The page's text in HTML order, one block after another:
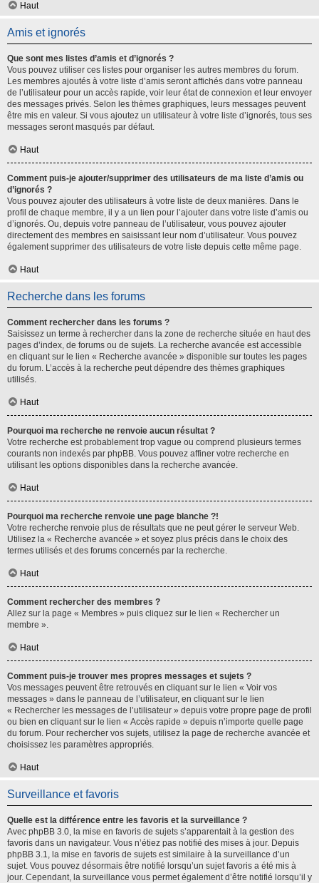
Haut
Amis et ignorés
Que sont mes listes d’amis et d’ignorés ?
Vous pouvez utiliser ces listes pour organiser les autres membres du forum.
Les membres ajoutés à votre liste d’amis seront affichés dans votre panneau
de l’utilisateur pour un accès rapide, voir leur état de connexion et leur envoyer
des messages privés. Selon les thèmes graphiques, leurs messages peuvent
être mis en valeur. Si vous ajoutez un utilisateur à votre liste d’ignorés, tous ses
messages seront masqués par défaut.
Haut
Comment puis-je ajouter/supprimer des utilisateurs de ma liste d’amis ou
d’ignorés ?
Vous pouvez ajouter des utilisateurs à votre liste de deux manières. Dans le
profil de chaque membre, il y a un lien pour l’ajouter dans votre liste d’amis ou
d’ignorés. Ou, depuis votre panneau de l’utilisateur, vous pouvez ajouter
directement des membres en saisissant leur nom d’utilisateur. Vous pouvez
également supprimer des utilisateurs de votre liste depuis cette même page.
Haut
Recherche dans les forums
Comment rechercher dans les forums ?
Saisissez un terme à rechercher dans la zone de recherche située en haut des
pages d’index, de forums ou de sujets. La recherche avancée est accessible
en cliquant sur le lien « Recherche avancée » disponible sur toutes les pages
du forum. L’accès à la recherche peut dépendre des thèmes graphiques
utilisés.
Haut
Pourquoi ma recherche ne renvoie aucun résultat ?
Votre recherche est probablement trop vague ou comprend plusieurs termes
courants non indexés par phpBB. Vous pouvez affiner votre recherche en
utilisant les options disponibles dans la recherche avancée.
Haut
Pourquoi ma recherche renvoie une page blanche ?!
Votre recherche renvoie plus de résultats que ne peut gérer le serveur Web.
Utilisez la « Recherche avancée » et soyez plus précis dans le choix des
termes utilisés et des forums concernés par la recherche.
Haut
Comment rechercher des membres ?
Allez sur la page « Membres » puis cliquez sur le lien « Rechercher un
membre ».
Haut
Comment puis-je trouver mes propres messages et sujets ?
Vos messages peuvent être retrouvés en cliquant sur le lien « Voir vos
messages » dans le panneau de l’utilisateur, en cliquant sur le lien
« Rechercher les messages de l’utilisateur » depuis votre propre page de profil
ou bien en cliquant sur le lien « Accès rapide » depuis n’importe quelle page
du forum. Pour rechercher vos sujets, utilisez la page de recherche avancée et
choisissez les paramètres appropriés.
Haut
Surveillance et favoris
Quelle est la différence entre les favoris et la surveillance ?
Avec phpBB 3.0, la mise en favoris de sujets s’apparentait à la gestion des
favoris dans un navigateur. Vous n’étiez pas notifié des mises à jour. Depuis
phpBB 3.1, la mise en favoris de sujets est similaire à la surveillance d’un
sujet. Vous pouvez désormais être notifié lorsqu’un sujet favoris a été mis à
jour. Cependant, la surveillance vous permet également d’être notifié lorsqu’il y